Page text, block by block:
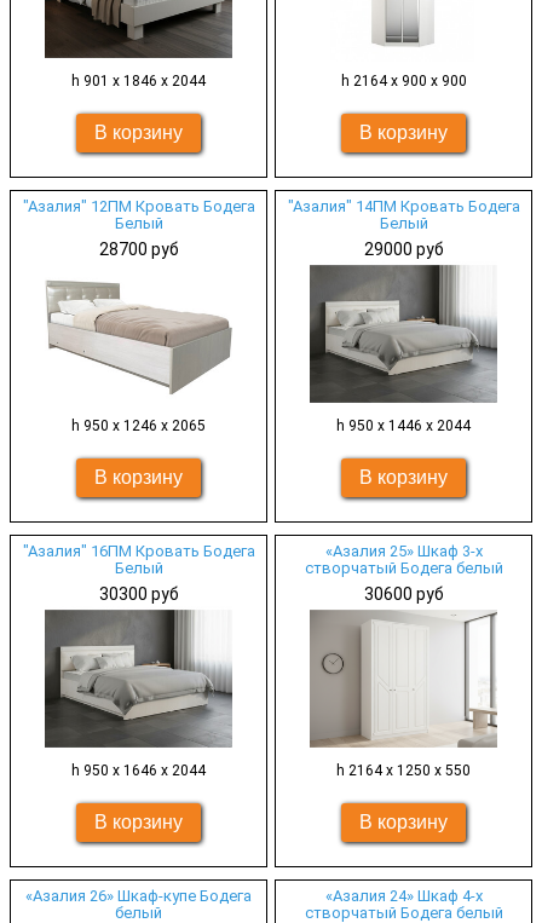
h 901 х 1846 x 2044 h 2164 х 900 х 900
"Азалия" 12ПМ Кровать Бодега
Белый
28700 руб
h 950 х 1246 x 2065
"Азалия" 14ПМ Кровать Бодега
Белый
29000 руб
h 950 х 1446 x 2044
"Азалия" 16ПМ Кровать Бодега
Белый
30300 руб
h 950 х 1646 x 2044
«Азалия 25» Шкаф 3-х
створчатый Бодега белый
30600 руб
h 2164 х 1250 х 550
«Азалия 26» Шкаф-купе Бодега
белый
«Азалия 24» Шкаф 4-х
створчатый Бодега белый